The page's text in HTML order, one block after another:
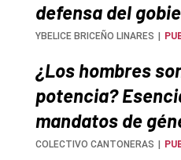
defensa del
YBELICE BRICEÑO LINARES
¿Los hombres
potencia?
mandatos de
COLECTIVO CANTONERAS